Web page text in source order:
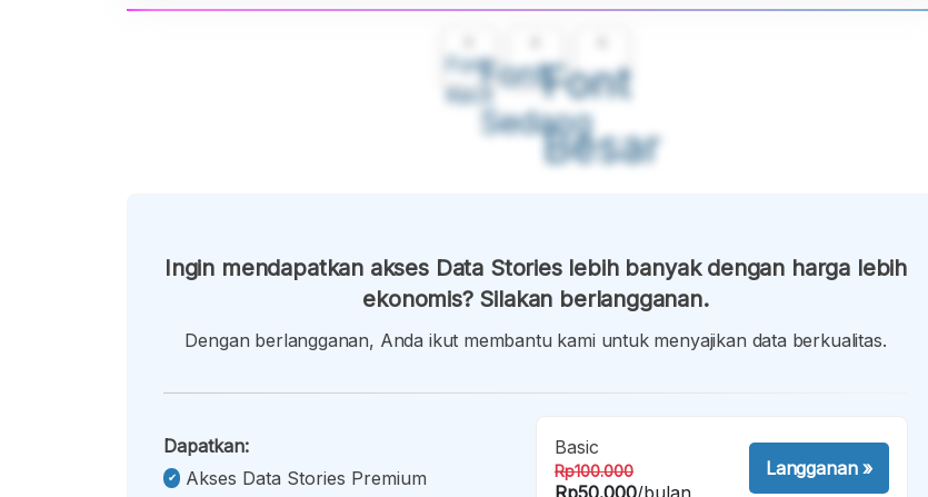
Font
Kecil
Font
Sedang
Font
Besar
Ingin mendapatkan akses Data Stories lebih banyak dengan harga lebih
ekonomis? Silakan berlangganan.
Dengan berlangganan, Anda ikut membantu kami untuk menyajikan data berkualitas.
Dapatkan:
Akses Data Stories Premium
Basic
Rp100.000
Rp50.000/bulan
Langganan»